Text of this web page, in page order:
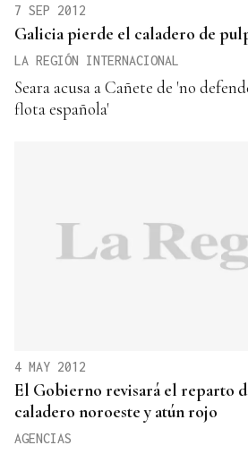
7 SEP 2012
Galicia pierde el caladero de
LA REGIÓN INTERNACIONAL
Seara acusa a Cañete de 'no
flota española'
4 MAY 2012
El Gobierno revisará el reparto
caladero noroeste y atún rojo
AGENCIAS